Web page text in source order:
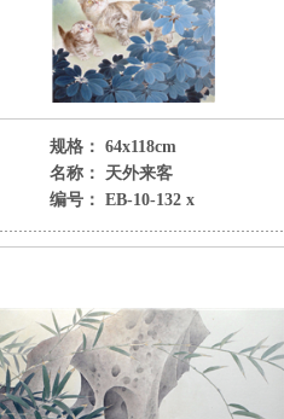
规格： 64x118cm
名称： 天外来客
编号： EB-10-132 x